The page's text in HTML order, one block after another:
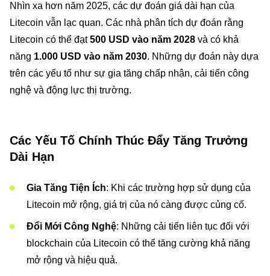
Nhìn xa hơn năm 2025, các dự đoán giá dài hạn của
Litecoin vẫn lạc quan. Các nhà phân tích dự đoán rằng
Litecoin có thể đạt500 USD vào năm 2028 và có khả
năng 1.000 USD vào năm 2030. Những dự đoán này dựa
trên các yếu tố như sự gia tăng chấp nhận, cải tiến công
nghệ và động lực thị trường.
Các Yếu Tố Chính Thúc Đẩy Tăng Trưởng
Dài Hạn
Gia Tăng Tiện Ích: Khi các trường hợp sử dụng của
Litecoin mở rộng, giá trị của nó càng được củng cố.
Đổi Mới Công Nghệ: Những cải tiến liên tục đối với
blockchain của Litecoin có thể tăng cường khả năng
mở rộng và hiệu quả.